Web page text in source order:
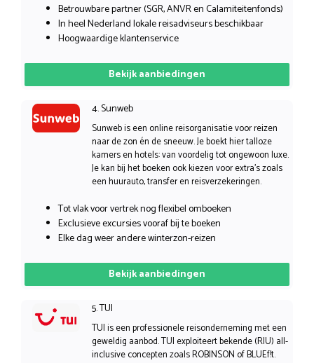
Betrouwbare partner (SGR, ANVR en Calamiteitenfonds)
In heel Nederland lokale reisadviseurs beschikbaar
Hoogwaardige klantenservice
Bekijk aanbiedingen
4. Sunweb
Sunweb is een online reisorganisatie voor reizen
naar de zon én de sneeuw. Je boekt hier talloze
kamers en hotels: van voordelig tot ongewoon luxe.
Je kan bij het boeken ook kiezen voor extra’s zoals
een huurauto, transfer en reisverzekeringen.
Tot vlak voor vertrek nog flexibel omboeken
Exclusieve excursies vooraf bij te boeken
Elke dag weer andere winterzon-reizen
Bekijk aanbiedingen
5. TUI
TUI is een professionele reisonderneming met een
geweldig aanbod. TUI exploiteert bekende (RIU) all-
inclusive concepten zoals ROBINSON of BLUEf!t.